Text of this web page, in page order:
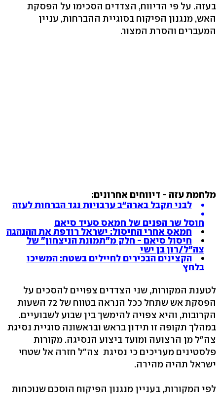
בעזה. על פי הדיווח, הצדדים הסכימו על הפסקת
האש, מנגנון הפיקוח בסוגיית ההברחות, עניין
המעברים והסרת המצור.
מלחמת עזה - דיווחים אחרונים:
לבני תקבל בארה"ב ערבויות נגד הברחות לעזה
חוסל שר הפנים של חמאס סעיד סיאם
חמאס אחרי החיסול: ישראל רודפת את ההנהגה
חיסול סיאם - חלק מ"תמונת הניצחון" של
צה"ל/רון בן ישי
הקצינים הבכירים לחיילים בשטח: המשיכו
בלחץ
לטענת המקורות, שני הצדדים צפויים להסכים על
הפסקת אש שתחל ככל הנראה בטווח של 72 השעות
הקרובות, והיא צפויה להימשך בין שבוע לשבועיים.
במהלך תקופה זו תידון בראש ובראשונה סוגיית נסיגת
צה"ל מן הרצועה ומועד ביצוע הנסיגה. מקורות
פלסטינים מעריכים כי נסיגת צה"ל חזרה אל שטחי
ישראל תהיה מהירה.
לפי המקורות, בעניין מנגנון הפיקוח הוסכם שנוכחות